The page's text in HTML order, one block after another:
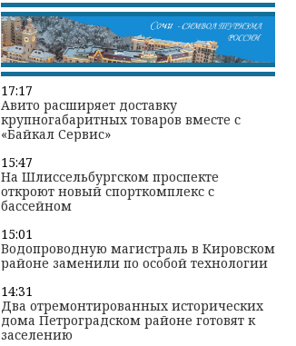
17:17
Авито расширяет доставку
крупногабаритных товаров вместе с
«Байкал Сервис»
15:47
На Шлиссельбургском проспекте
откроют новый спорткомплекс с
бассейном
15:01
Водопроводную магистраль в Кировском
районе заменили по особой технологии
14:31
Два отремонтированных исторических
дома Петроградском районе готовят к
заселению